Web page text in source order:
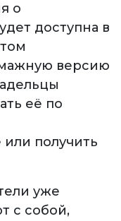
о
доступна в
версию
её по
получить
уже
с собой,